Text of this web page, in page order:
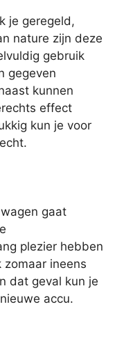
je geregeld,
nature zijn deze
gebruik
gegeven
kunnen
effect
kun je voor
gaat
plezier hebben
zomaar ineens
dat geval kun je
accu.